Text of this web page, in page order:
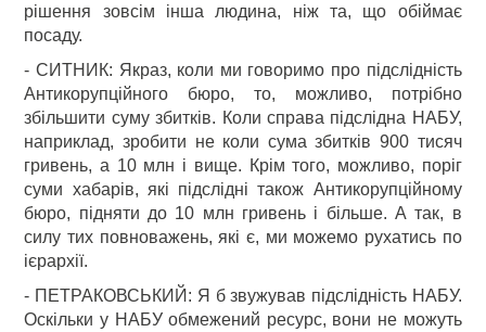
рішення зовсім інша людина, ніж та, що обіймає
посаду.
- СИТНИК: Якраз, коли ми говоримо про підслідність
Антикорупційного бюро, то, можливо, потрібно
збільшити суму збитків. Коли справа підслідна НАБУ,
наприклад, зробити не коли сума збитків 900 тисяч
гривень, а 10 млн і вище. Крім того, можливо, поріг
суми хабарів, які підслідні також Антикорупційному
бюро, підняти до 10 млн гривень і більше. А так, в
силу тих повноважень, які є, ми можемо рухатись по
ієрархії.
- ПЕТРАКОВСЬКИЙ: Я б звужував підслідність НАБУ.
Оскільки у НАБУ обмежений ресурс, вони не можуть